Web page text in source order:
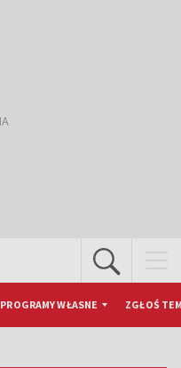
PROGRAMY WŁASNE ZGŁOŚ